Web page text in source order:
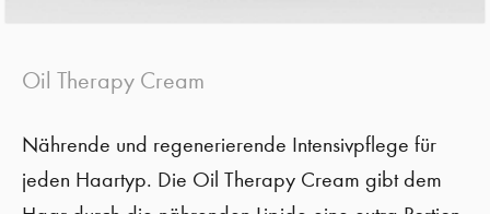
Oil Therapy Cream
Nährende und regenerierende Intensivpflege für
jeden Haartyp. Die Oil Therapy Cream gibt dem